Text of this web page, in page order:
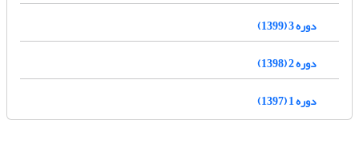
دوره 3 (1399)
دوره 2 (1398)
دوره 1 (1397)